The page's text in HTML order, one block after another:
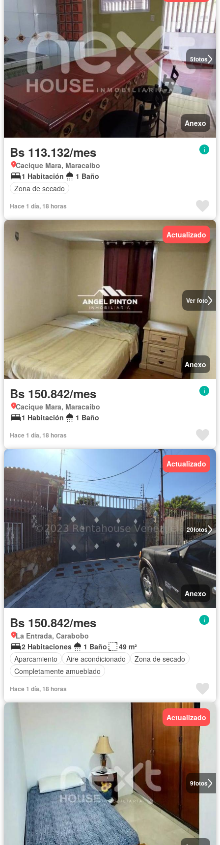
5fotos
Anexo
Bs 113.132/mes
Cacique Mara, Maracaibo
1 Habitación
1 Baño
Zona de secado
Hace 1 día, 18 horas
Ver foto
Actualizado
Anexo
Bs 150.842/mes
Cacique Mara, Maracaibo
1 Habitación
1 Baño
Hace 1 día, 18 horas
20fotos
Actualizado
Anexo
Bs 150.842/mes
La Entrada, Carabobo
2 Habitaciones
1 Baño
49 m²
Aparcamiento
Aire acondicionado
Zona de secado
Completamente amueblado
Hace 1 día, 18 horas
9fotos
Actualizado